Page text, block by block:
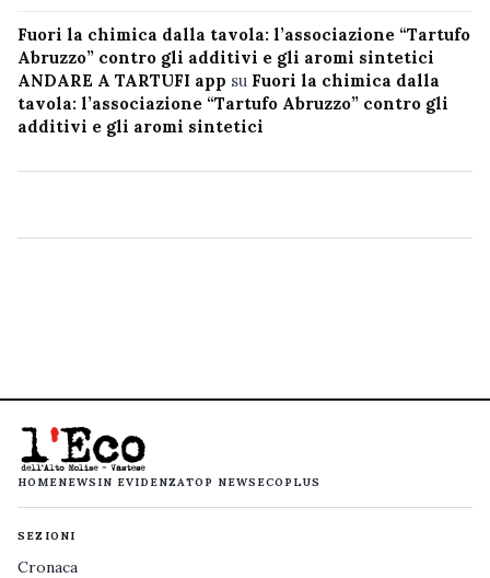
Fuori la chimica dalla tavola: l’associazione “Tartufo
Abruzzo” contro gli additivi e gli aromi sintetici
ANDARE A TARTUFI app su Fuori la chimica dalla
tavola: l’associazione “Tartufo Abruzzo” contro gli
additivi e gli aromi sintetici
HOMENEWS IN EVIDENZATOP NEWS ECOPLUS
SEZIONI
Cronaca